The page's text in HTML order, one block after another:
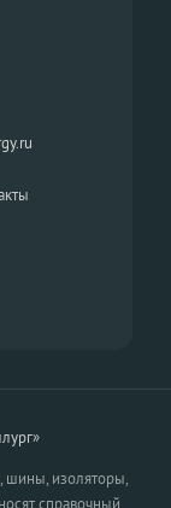
шины, изоляторы,